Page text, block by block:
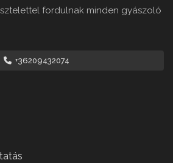
fordulnak minden gyászoló
+36209432074